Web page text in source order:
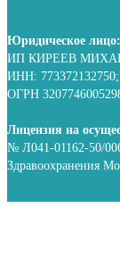
Юридическое лицо:
ИП КИРЕЕВ
ИНН: 773372132750;
ОГРН
Лицензия на
№ Л041-01162-50/
Здравоохранения